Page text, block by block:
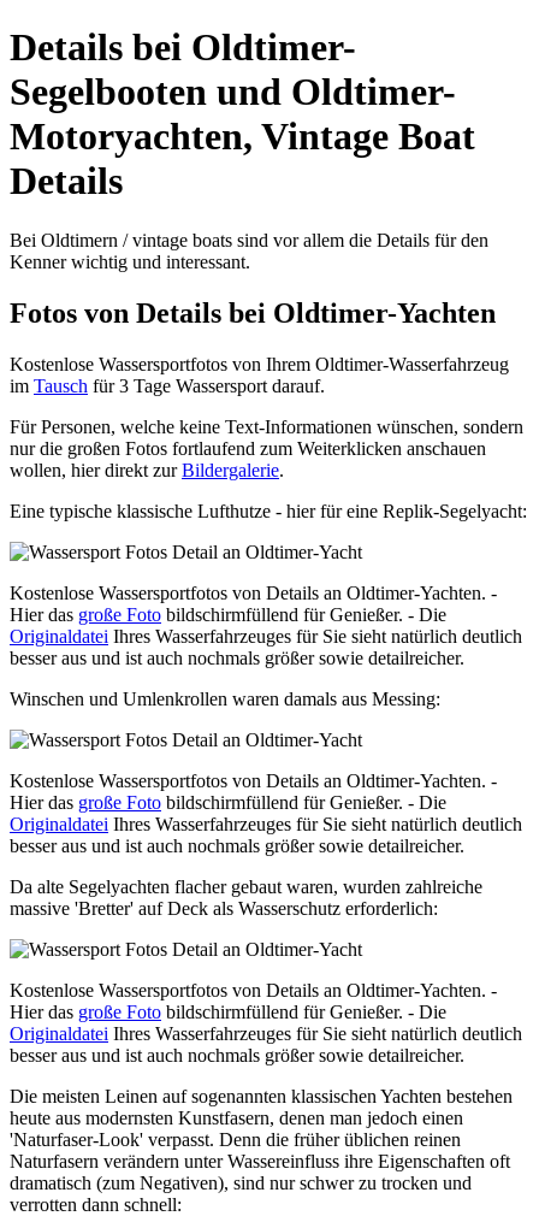
Details bei Oldtimer-
Segelbooten und Oldtimer-
Motoryachten, Vintage Boat
Details
Bei Oldtimern / vintage boats sind vor allem die Details für den
Kenner wichtig und interessant.
Fotos von Details bei Oldtimer-Yachten
Kostenlose Wassersportfotos von Ihrem Oldtimer-Wasserfahrzeug
im Tausch für 3 Tage Wassersport darauf.
Für Personen, welche keine Text-Informationen wünschen, sondern
nur die großen Fotos fortlaufend zum Weiterklicken anschauen
wollen, hier direkt zurBildergalerie.
Eine typische klassische Lufthutze - hier für eine Replik-Segelyacht:
Kostenlose Wassersportfotos von Details an Oldtimer-Yachten. -
Hier das große Foto bildschirmfüllend für Genießer. - Die
Originaldatei Ihres Wasserfahrzeuges für Sie sieht natürlich deutlich
besser aus und ist auch nochmals größer sowie detailreicher.
Winschen und Umlenkrollen waren damals aus Messing:
Kostenlose Wassersportfotos von Details an Oldtimer-Yachten. -
Hier das große Foto bildschirmfüllend für Genießer. - Die
Originaldatei Ihres Wasserfahrzeuges für Sie sieht natürlich deutlich
besser aus und ist auch nochmals größer sowie detailreicher.
Da alte Segelyachten flacher gebaut waren, wurden zahlreiche
massive 'Bretter' auf Deck als Wasserschutz erforderlich:
Kostenlose Wassersportfotos von Details an Oldtimer-Yachten. -
Hier das große Foto bildschirmfüllend für Genießer. - Die
Originaldatei Ihres Wasserfahrzeuges für Sie sieht natürlich deutlich
besser aus und ist auch nochmals größer sowie detailreicher.
Die meisten Leinen auf sogenannten klassischen Yachten bestehen
heute aus modernsten Kunstfasern, denen man jedoch einen
'Naturfaser-Look' verpasst. Denn die früher üblichen reinen
Naturfasern verändern unter Wassereinfluss ihre Eigenschaften oft
dramatisch (zum Negativen), sind nur schwer zu trocken und
verrotten dann schnell: